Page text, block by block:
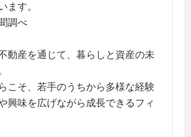
ます。
調べ
動産を通じて、暮らしと資産の未
こそ、若手のうちから多様な経験
興味を広げながら成長できるフィ